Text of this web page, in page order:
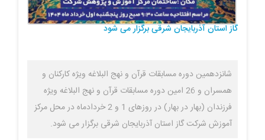
گاز استان آذربایجان شرقی برگزار می شود
شانزدهمین دوره مسابقات قرآن و نهج البلاغه ویژه کارکنان و
همسران و 26 امین دوره مسابقات قرآن و نهج البلاغه ویژه
فرزندان (بهار در بهار) در روزهای 1 و 2 خردادماه در محل مرکز
آموزش شرکت گاز استان آذربایجان شرقی برگزار می شود.